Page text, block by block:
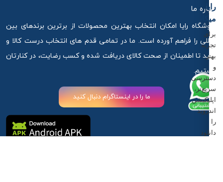
درباره ما
فروشگاه رایا امکان انتخاب بهترین محصولات از برترین برندهای بین
المللی را فراهم آورده است. ما در تمامی قدم های انتخاب درست کالا و
خرید تا اطمینان از صحت کالای دریافت شده و کسب رضایت، در کنارتان
هستیم.
ما را در اینستاگرام دنبال کنید
رایا
میکاپ
برای
تجربه
بهتر
و
دسترسی
سریع‌تر،
اپلیکیشن
اندروید
را
دانلود